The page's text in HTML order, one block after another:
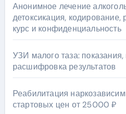
Анонимное лечение
детоксикация,
курс и конфиденциальность
УЗИ малого таза: показания,
расшифровка результатов
Реабилитация
стартовых цен от 25000 ₽